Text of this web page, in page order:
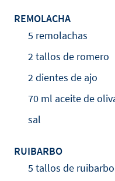
REMOLACHA
5 remolachas
2 tallos de romero
2 dientes de ajo
70 ml aceite de
sal
RUIBARBO
5 tallos de ruibarbo